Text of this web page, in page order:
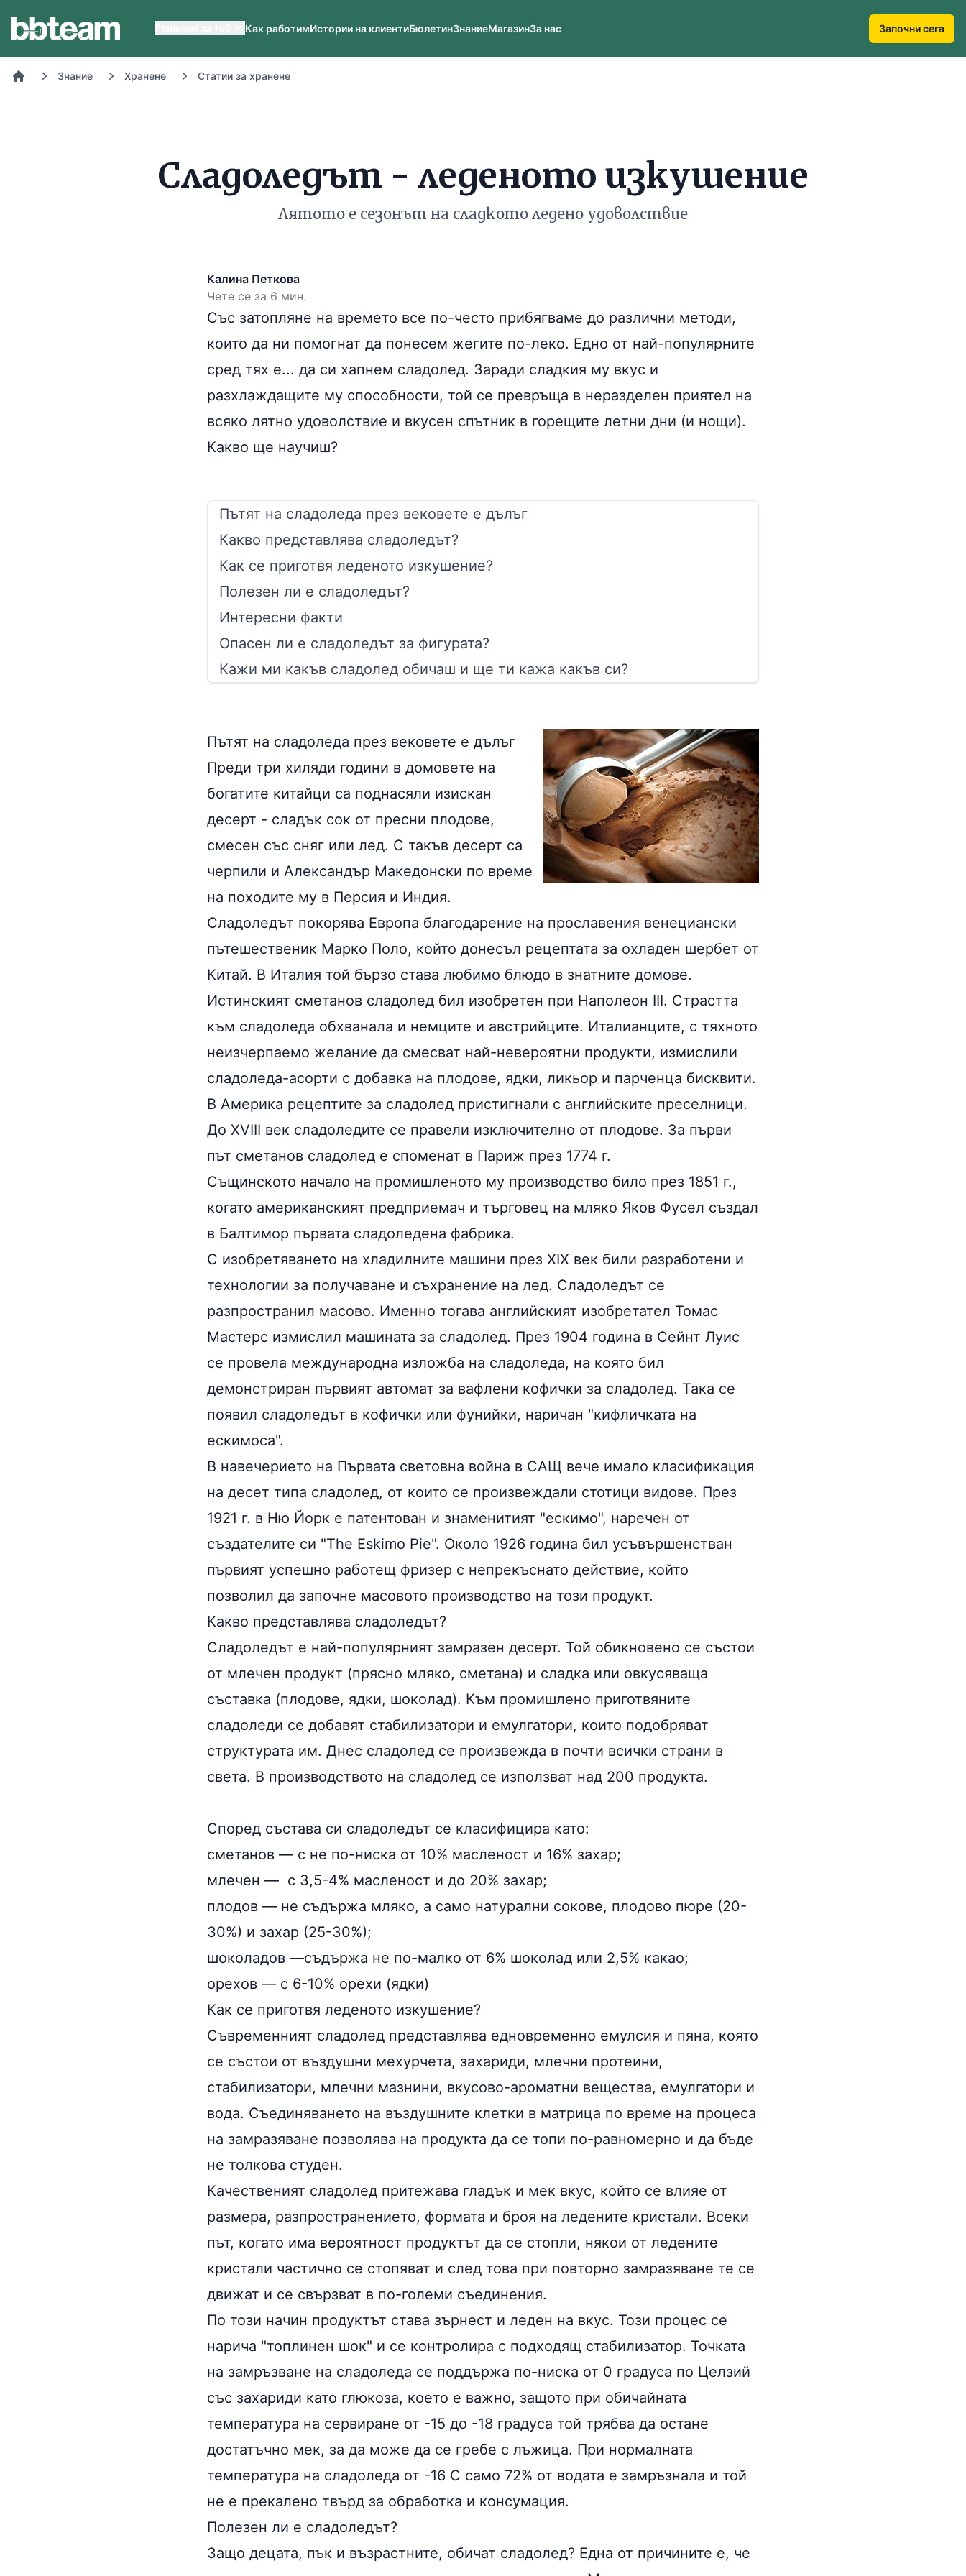
Как работимИстории на клиентиБюлетинЗнаниеМагазинЗа нас Започни сега
Знание Хранене Статии за хранене
Сладоледът - леденото изкушение
Лятото е сезонът на сладкото ледено удоволствие
Калина Петкова
Чете се за 6 мин.
Със затопляне на времето все по-често прибягваме до различни методи,
които да ни помогнат да понесем жегите по-леко. Едно от най-популярните
сред тях е... да си хапнем сладолед. Заради сладкия му вкус и
разхлаждащите му способности, той се превръща в неразделен приятел на
всяко лятно удоволствие и вкусен спътник в горещите летни дни (и нощи).
Какво ще научиш?
Пътят на сладоледа през вековете е дълъг
Какво представлява сладоледът?
Как се приготвя леденото изкушение?
Полезен ли е сладоледът?
Интересни факти
Опасен ли е сладоледът за фигурата?
Кажи ми какъв сладолед обичаш и ще ти кажа какъв си?
Пътят на сладоледа през вековете е дълъг
Преди три хиляди години в домовете на
богатите китайци са поднасяли изискан
десерт - сладък сок от пресни плодове,
смесен със сняг или лед. С такъв десерт са
черпили и Александър Македонски по време
на походите му в Персия и Индия.
Сладоледът покорява Европа благодарение на прославения венециански
пътешественик Марко Поло, който донесъл рецептата за охладен шербет от
Китай. В Италия той бързо става любимо блюдо в знатните домове.
Истинският сметанов сладолед бил изобретен при Наполеон ІІІ. Страстта
към сладоледа обхванала и немците и австрийците. Италианците, с тяхното
неизчерпаемо желание да смесват най-невероятни продукти, измислили
сладоледа-асорти с добавка на плодове, ядки, ликьор и парченца бисквити.
В Америка рецептите за сладолед пристигнали с английските преселници.
До XVIII век сладоледите се правели изключително от плодове. За първи
път сметанов сладолед е споменат в Париж през 1774 г.
Същинското начало на промишленото му производство било през 1851 г.,
когато американският предприемач и търговец на мляко Яков Фусел създал
в Балтимор първата сладоледена фабрика.
С изобретяването на хладилните машини през ХІХ век били разработени и
технологии за получаване и съхранение на лед. Сладоледът се
разпространил масово. Именно тогава английският изобретател Томас
Мастерс измислил машината за сладолед. През 1904 година в Сейнт Луис
се провела международна изложба на сладоледа, на която бил
демонстриран първият автомат за вафлени кофички за сладолед. Така се
появил сладоледът в кофички или фунийки, наричан "кифличката на
ескимоса".
В навечерието на Първата световна война в САЩ вече имало класификация
на десет типа сладолед, от които се произвеждали стотици видове. През
1921 г. в Ню Йорк е патентован и знаменитият "ескимо", наречен от
създателите си "The Eskimo Pie". Около 1926 година бил усъвършенстван
първият успешно работещ фризер с непрекъснато действие, който
позволил да започне масовото производство на този продукт.
Какво представлява сладоледът?
Сладоледът е най-популярният замразен десерт. Той обикновено се състои
от млечен продукт (прясно мляко, сметана) и сладка или овкусяваща
съставка (плодове, ядки, шоколад). Към промишлено приготвяните
сладоледи се добавят стабилизатори и емулгатори, които подобряват
структурата им. Днес сладолед се произвежда в почти всички страни в
света. В производството на сладолед се използват над 200 продукта.
Според състава си сладоледът се класифицира като:
сметанов — с не по-ниска от 10% масленост и 16% захар;
млечен — с 3,5-4% масленост и до 20% захар;
плодов — не съдържа мляко, а само натурални сокове, плодово пюре (20-
30%) и захар (25-30%);
шоколадов —съдържа не по-малко от 6% шоколад или 2,5% какао;
орехов — с 6-10% орехи (ядки)
Как се приготвя леденото изкушение?
Съвременният сладолед представлява едновременно емулсия и пяна, която
се състои от въздушни мехурчета, захариди, млечни протеини,
стабилизатори, млечни мазнини, вкусово-ароматни вещества, емулгатори и
вода. Съединяването на въздушните клетки в матрица по време на процеса
на замразяване позволява на продукта да се топи по-равномерно и да бъде
не толкова студен.
Качественият сладолед притежава гладък и мек вкус, който се влияе от
размера, разпространението, формата и броя на ледените кристали. Всеки
път, когато има вероятност продуктът да се стопли, някои от ледените
кристали частично се стопяват и след това при повторно замразяване те се
движат и се свързват в по-големи съединения.
По този начин продуктът става зърнест и леден на вкус. Този процес се
нарича "топлинен шок" и се контролира с подходящ стабилизатор. Точката
на замръзване на сладоледа се поддържа по-ниска от 0 градуса по Целзий
със захариди като глюкоза, което е важно, защото при обичайната
температура на сервиране от -15 до -18 градуса той трябва да остане
достатъчно мек, за да може да се гребе с лъжица. При нормалната
температура на сладоледа от -16 С само 72% от водата е замръзнала и той
не е прекалено твърд за обработка и консумация.
Полезен ли е сладоледът?
Защо децата, пък и възрастните, обичат сладолед? Една от причините е, че